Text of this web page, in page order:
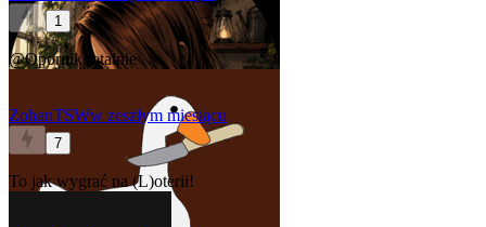
1
@Oporniktotalnie
ZohanTSWw zeszłym miesiącu
7
To jak wygrać na (L)oterii!